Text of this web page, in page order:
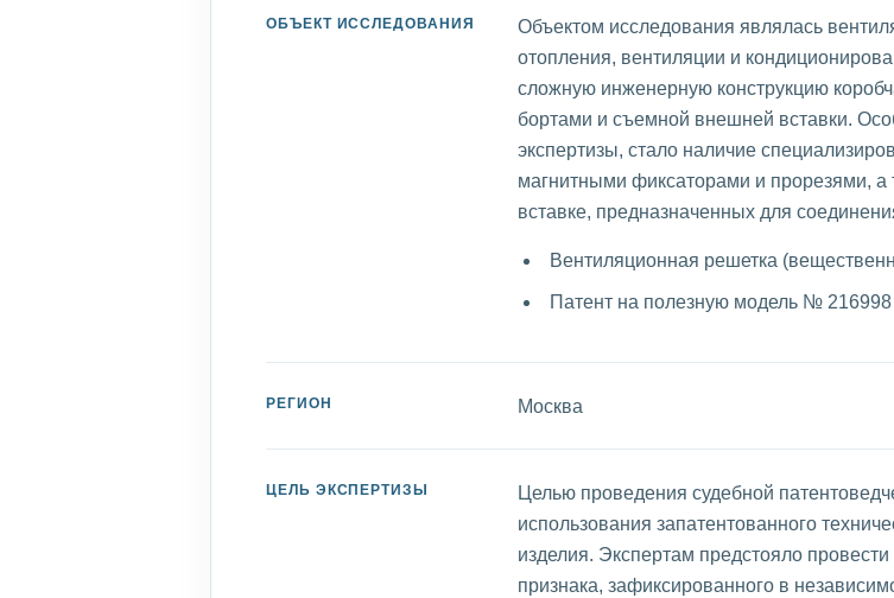
ОБЪЕКТ ИССЛЕДОВАНИЯ
Объектом исследования являлась
отопления, вентиляции и
сложную инженерную конструкцию
бортами и съемной внешней вставки.
экспертизы, стало наличие
магнитными фиксаторами и прорезями,
вставке, предназначенных для
Вентиляционная решетка
Патент на полезную модель № 216998
РЕГИОН Москва
ЦЕЛЬ ЭКСПЕРТИЗЫ
Целью проведения судебной
использования запатентованного
изделия. Экспертам предстояло
признака, зафиксированного в